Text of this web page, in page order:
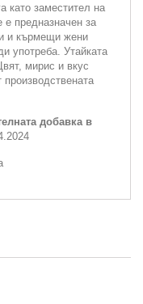
като заместител на
е предназначен за
и кърмещи жени
употреба. Утайката
мирис и вкус
добавка в